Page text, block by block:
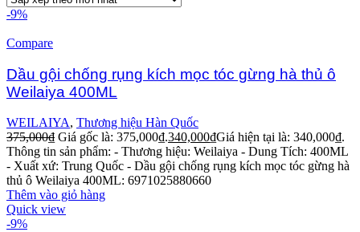
-9%
Compare
Dầu gội chống rụng kích mọc tóc gừng hà thủ ô
Weilaiya 400ML
WEILAIYA, Thương hiệu Hàn Quốc
375,000₫ Giá gốc là: 375,000₫.340,000₫Giá hiện tại là: 340,000₫.
Thông tin sản phẩm: - Thương hiệu: Weilaiya - Dung Tích: 400ML
- Xuất xứ: Trung Quốc - Dầu gội chống rụng kích mọc tóc gừng hà
thủ ô Weilaiya 400ML: 6971025880660
Thêm vào giỏ hàng
Quick view
-9%